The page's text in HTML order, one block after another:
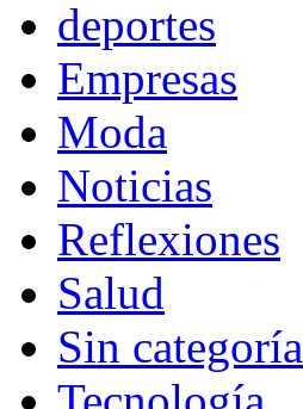
deportes
Empresas
Moda
Noticias
Reflexiones
Salud
Sin categoría